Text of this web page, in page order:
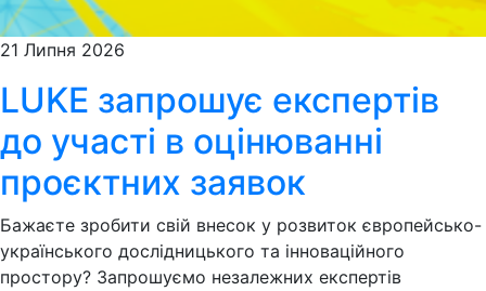
21 Липня 2026
LUKE запрошує експертів
до участі в оцінюванні
проєктних заявок
Бажаєте зробити свій внесок у розвиток європейсько-
українського дослідницького та інноваційного
простору? Запрошуємо незалежних експертів